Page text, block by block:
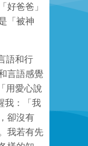
好爸爸」
「被神
語和行
言語感覺
用愛心說
我：「我
卻沒有
我若有先